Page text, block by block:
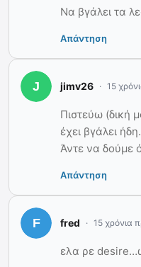
Να βγάλει τα
Απάντηση
jimv26 15
Πιστεύω (δική
έχει βγάλει
Άντε να δούμε
Απάντηση
fred 15 χρόνια
ελα ρε